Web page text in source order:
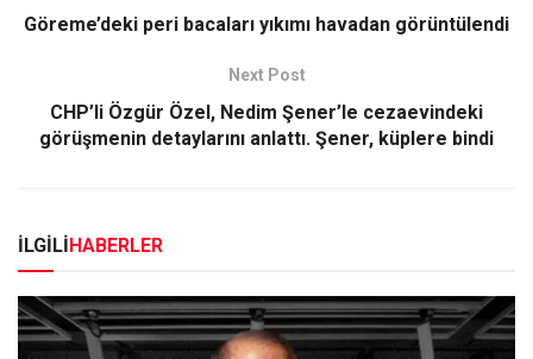
Göreme’deki peri bacaları yıkımı havadan görüntülendi
Next Post
CHP’li Özgür Özel, Nedim Şener’le cezaevindeki
görüşmenin detaylarını anlattı. Şener, küplere bindi
İLGİLİ HABERLER